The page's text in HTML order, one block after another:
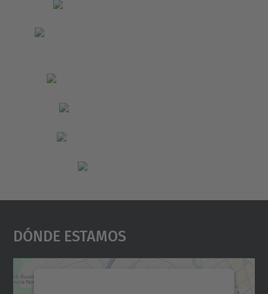
Dónde Estamos